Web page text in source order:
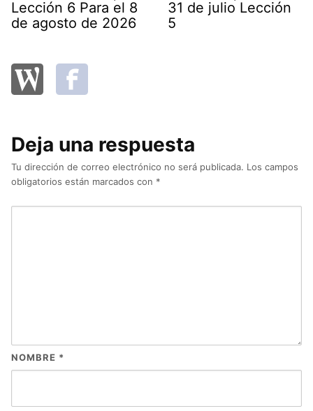
Lección 6 Para el 8
de agosto de 2026
31 de julio Lección
5
Deja una respuesta
Tu dirección de correo electrónico no será publicada. Los campos
obligatorios están marcados con *
NOMBRE *